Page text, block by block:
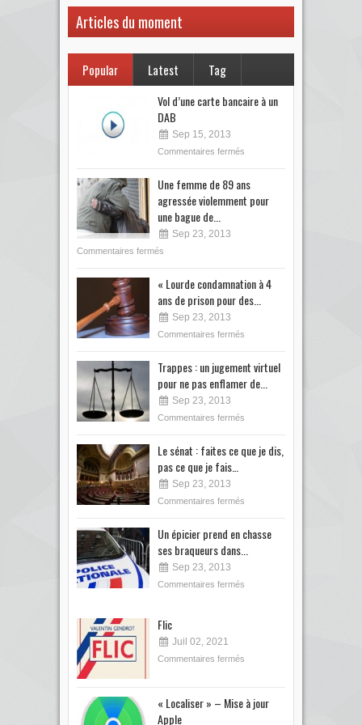
Articles du moment
Popular Latest Tag
Vol d’une carte bancaire à un
DAB
Sep 15, 2013
Commentaires fermés
Une femme de 89 ans
agressée violemment pour
une bague de...
Sep 23, 2013
Commentaires fermés
« Lourde condamnation à 4
ans de prison pour des...
Sep 23, 2013
Commentaires fermés
Trappes : un jugement virtuel
pour ne pas enflamer de...
Sep 23, 2013
Commentaires fermés
Le sénat : faites ce que je dis,
pas ce que je fais…
Sep 23, 2013
Commentaires fermés
Un épicier prend en chasse
ses braqueurs dans...
Sep 23, 2013
Commentaires fermés
Flic
Juil 02, 2021
Commentaires fermés
« Localiser » – Mise à jour
Apple